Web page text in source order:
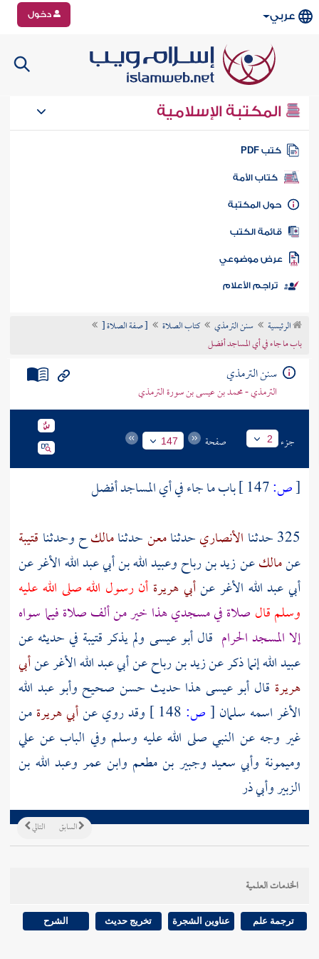
عربي دخول
المكتبة الإسلامية
كتب PDF
كتاب الأمة
المكتبة
الكتب
موضوعي
تراجم الأعلام
الرئيسية سنن الترمذي كتاب الصلاة
[ صفة الصلاة [
باب ما جاء في أي المساجد أفضل
سنن الترمذي
الترمذي - محمد بن عيسى بن سورة الترمذي
جزء 2 صفحة 147
[ص:
باب ما جاء في أي المساجد أفضل
325 حدثنا
الأنصاريحدثنامعنحدثنامالكح وحدثنا قتيبة
عنمالكعنزيد بن رباحوعبيد الله بن أبي عبد الله الأغرعن
أبي عبد الله الأغرعنأبي هريرة أن رسول الله صلى الله عليه
وسلم قال صلاة فيمسجديهذا خير من ألف صلاة فيما سواه
إلاالمسجد الحرام قال أبو عيسى ولم يذكرقتيبة في حديثه عن
عبيد اللهإنما ذكر عنزيد بن رباحعنأبي عبد الله الأغرعنأبي
هريرة قال أبو عيسى هذا حديث حسن صحيح وأبو عبد الله
الأغراسمه سلمان [ص: وقد روي عنأبي هريرةمن
غير وجه عن النبي صلى الله عليه وسلم وفي الباب عن علي
وميمونة وأبي سعيد وجبير بن مطعم وابن عمر وعبد الله بن
الزبير وأبي ذر
التالي السابق
الخدمات العلمية
ترجمة علم عناوين الشجرة تخريج حديث الشرح